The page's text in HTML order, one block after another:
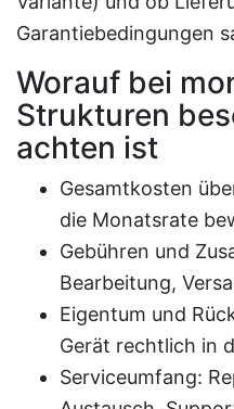
Garantiebedingungen
Worauf bei
Strukturen
achten ist
Gesamtkosten
die Monatsrate
Gebühren und
Bearbeitung,
Eigentum und
Gerät rechtlich in
Serviceumfang: